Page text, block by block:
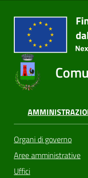
Organi di governo
Aree amministrative
Uffici